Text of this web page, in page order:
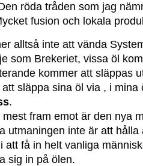
röda tråden som jag
fusion och lokala
alltså inte att vända
som Brekeriet, vissa öl
kommer att släppas
släppa sina öl via , i mina
.
fram emot är den nya
utmaningen inte är att hålla
att få in helt vanliga
sig in på ölen.